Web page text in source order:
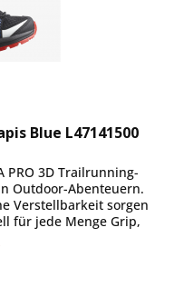
Blue L47141500
PRO 3D Trailrunning-
Outdoor-Abenteuern.
Verstellbarkeit sorgen
für jede Menge Grip,